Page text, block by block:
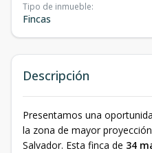
Tipo de inmueble:
Fincas
Descripción
Presentamos una
la zona de mayor
Salvador. Esta finca de 34